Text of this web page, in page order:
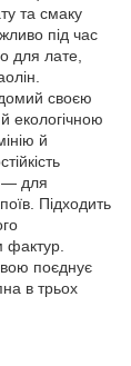
та смаку
під час
для лате,
своєю
екологічною
й
— для
Підходить
фактур.
поєднує
в трьох